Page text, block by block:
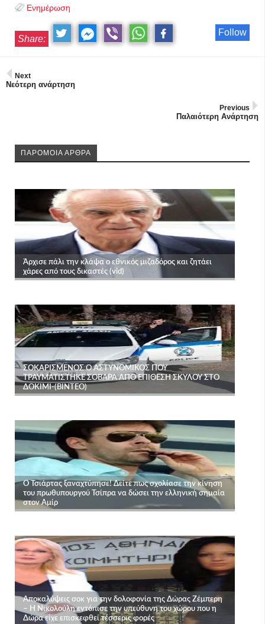
Ενημέρωση
Follow
Share:
Next
Νεότερη ανάρτηση
Previous
Παλαιότερη Ανάρτηση
ΠΑΡΟΜΟΙΑ ΑΡΘΡΑ